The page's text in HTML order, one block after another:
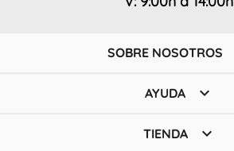
SOBRE NOSOTROS
AYUDA 
TIENDA 